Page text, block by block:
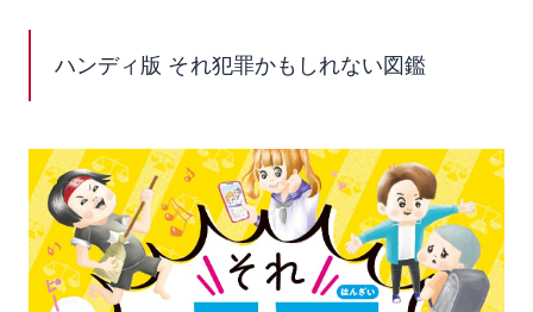
ハンディ版 それ犯罪かもしれない図鑑